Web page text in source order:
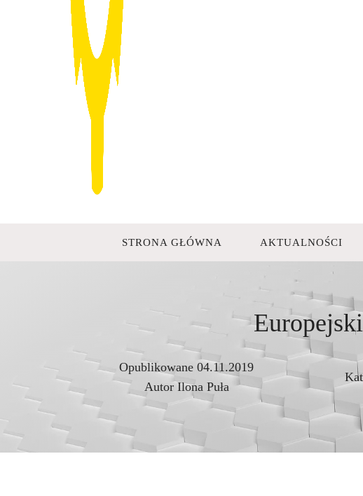
STRONA GŁÓWNA AKTUALNOŚCI
Opublikowane 04.11.2019
Autor Ilona Puła